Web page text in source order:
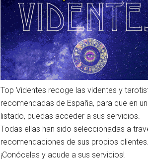
Top Videntes recoge las videntes y
recomendadas de España, para que en
listado, puedas acceder a sus servicios.
Todas ellas han sido seleccionadas a
recomendaciones de sus propios clientes.
¡Conócelas y acude a sus servicios!